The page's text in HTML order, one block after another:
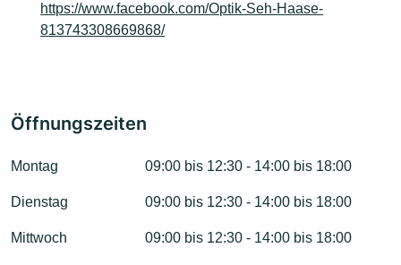
https://www.facebook.com/Optik-Seh-Haase-
813743308669868/
Öffnungszeiten
Montag 09:00 bis 12:30 - 14:00 bis 18:00
Dienstag 09:00 bis 12:30 - 14:00 bis 18:00
Mittwoch 09:00 bis 12:30 - 14:00 bis 18:00